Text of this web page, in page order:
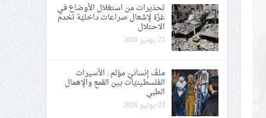
تحذيرات من استغلال الأوضاع في
غزّة لإشعال صراعات داخليّة تخدم
الاحتلال
23 يونيو 2026
ملفّ إنسانيّ مؤلم.. الأسيرات
الفلسطينيّات بين القمع والإهمال
الطبي
23 يونيو 2026